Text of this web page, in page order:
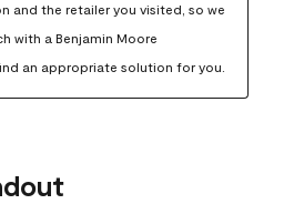
and the retailer you visited, so we
with a Benjamin Moore
an appropriate solution for you.